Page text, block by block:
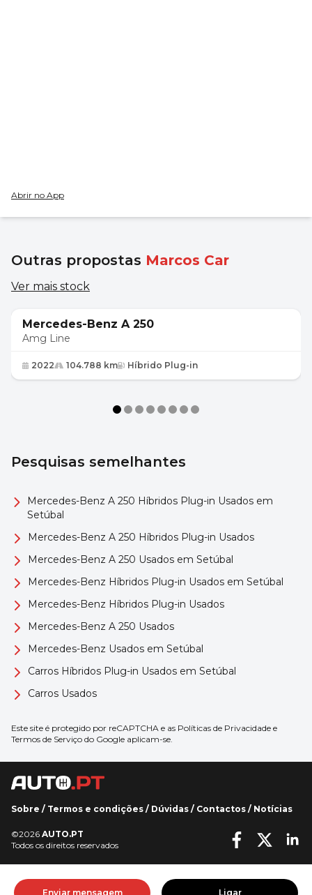
Abrir no App
Outras propostas Marcos Car
Ver mais stock
28 700 €
Mercedes-Benz A 250
Amg Line
2022 104.788 km Híbrido Plug-in
Pesquisas semelhantes
Mercedes-Benz A 250 Híbridos Plug-in Usados em
Setúbal
Mercedes-Benz A 250 Híbridos Plug-in Usados
Mercedes-Benz A 250 Usados em Setúbal
Mercedes-Benz Híbridos Plug-in Usados em Setúbal
Mercedes-Benz Híbridos Plug-in Usados
Mercedes-Benz A 250 Usados
Mercedes-Benz Usados em Setúbal
Carros Híbridos Plug-in Usados em Setúbal
Carros Usados
Este site é protegido por reCAPTCHA e as Políticas de Privacidade e
Termos de Serviço do Google aplicam-se.
Enviar mensagem Ligar
Sobre / Termos e condições / Dúvidas / Contactos / Notícias
©2026 AUTO.PT
Todos os direitos reservados